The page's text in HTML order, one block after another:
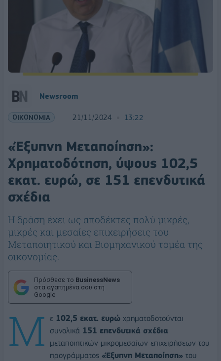
Newsroom
ΟΙΚΟΝΟΜΙΑ 21/11/2024 13:22
«Έξυπνη Μεταποίηση»:
Χρηματοδότηση, ύψους 102,5
εκατ. ευρώ, σε 151 επενδυτικά
σχέδια
Η δράση έχει ως αποδέκτες πολύ μικρές,
μικρές και μεσαίες επιχειρήσεις του
Μεταποιητικού και Βιομηχανικού τομέα της
οικονομίας.
Πρόσθεσε το BusinessNews
στα αγαπημένα σου στη
Google
Μ ε 102,5 εκατ. ευρώ χρηματοδοτούνται
συνολικά 151 επενδυτικά σχέδια
μεταποιητικών μικρομεσαίων επιχειρήσεων του
προγράμματος «Έξυπνη Μεταποίηση» του